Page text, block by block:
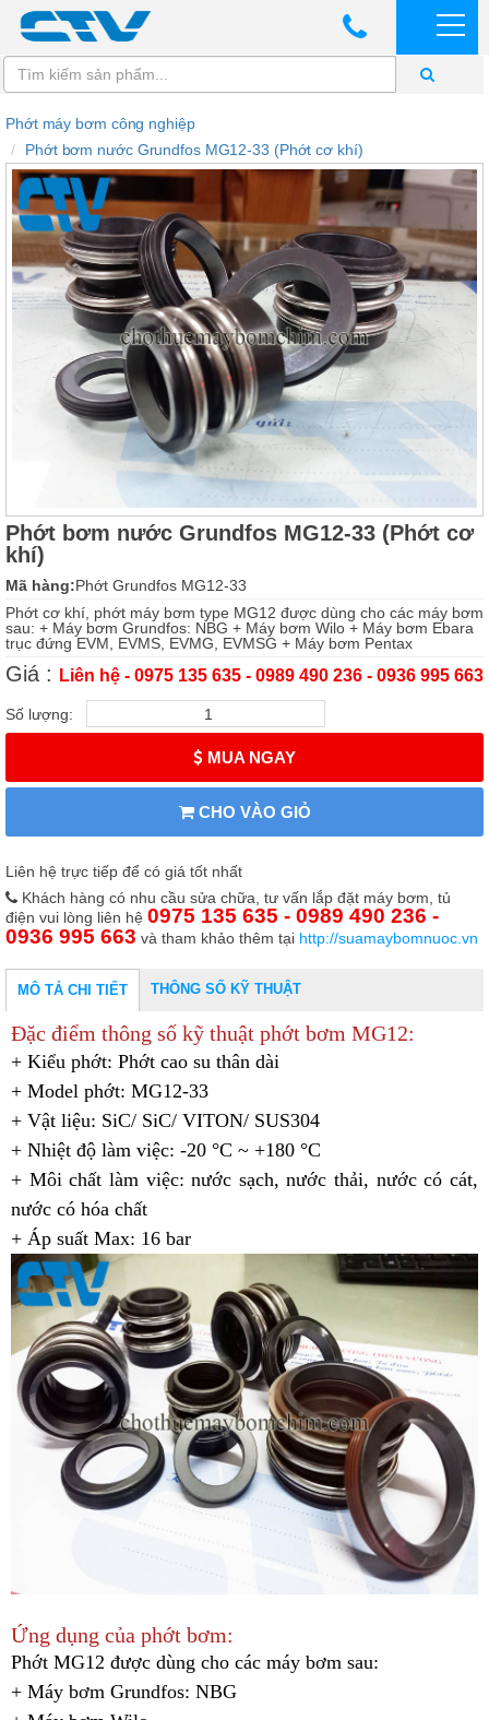
Phớt máy bơm công nghiệp
Phớt bơm nước Grundfos MG12-33 (Phớt cơ khí)
Phớt bơm nước Grundfos MG12-33 (Phớt cơ
khí)
Mã hàng:Phớt Grundfos MG12-33
Phớt cơ khí, phớt máy bơm type MG12 được dùng cho các máy bơm
sau: + Máy bơm Grundfos: NBG + Máy bơm Wilo + Máy bơm Ebara
trục đứng EVM, EVMS, EVMG, EVMSG + Máy bơm Pentax
Giá : Liên hệ - 0975 135 635 - 0989 490 236 - 0936 995 663
Số lượng:
MUA NGAY
CHO VÀO GIỎ
Liên hệ trực tiếp để có giá tốt nhất
Khách hàng có nhu cầu sửa chữa, tư vấn lắp đặt máy bơm, tủ
điện vui lòng liên hệ 0975 135 635 - 0989 490 236 -
0936 995 663 và tham khảo thêm tại http://suamaybomnuoc.vn
MÔ TẢ CHI TIẾT THÔNG SỐ KỸ THUẬT
Đặc điểm thông số kỹ thuật phớt bơm MG12:
+ Kiểu phớt: Phớt cao su thân dài
+ Model phớt: MG12-33
+ Vật liệu: SiC/ SiC/ VITON/ SUS304
+ Nhiệt độ làm việc: -20 °C ~ +180 °C
+ Môi chất làm việc: nước sạch, nước thải, nước có cát,
nước có hóa chất
+ Áp suất Max: 16 bar
Ứng dụng của phớt bơm:
Phớt MG12 được dùng cho các máy bơm sau:
+ Máy bơm Grundfos: NBG